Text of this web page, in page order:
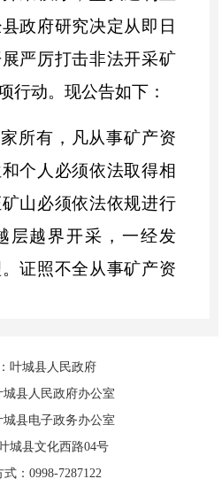
政府研究决定从即日
严厉打击非法开采矿
行动。现公告如下：
所有，凡从事矿产资
个人必须依法取得相
山必须依法依规进行
层越界开采，一经发
证照不全从事矿产资
。公安部门停供火工
产用电，自然资源部
叶城县人民政府
城县人民政府办公室
城县电子政务办公室
城县文化西路04号
：0998-7287122